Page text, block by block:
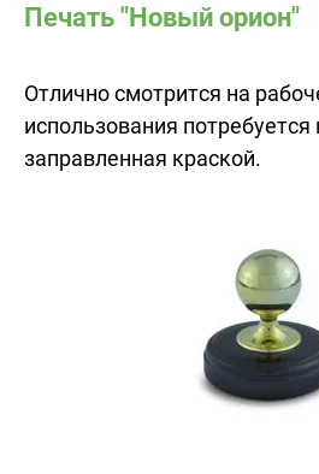
Печать "Новый орион"
Отлично смотрится на
использования
заправленная краской.